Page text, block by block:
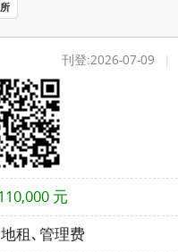
刊登:2026-07-09 |
元
租､管理费